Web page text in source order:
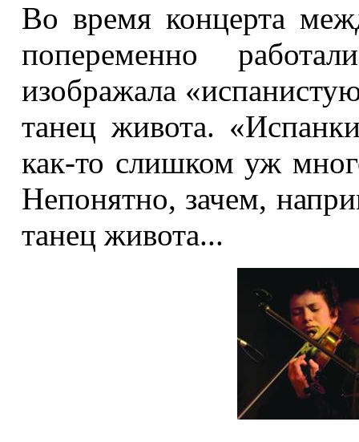
Во время концерта
попеременно
изображала
танец живота.
как-то слишком уж
Непонятно, зачем,
танец живота...